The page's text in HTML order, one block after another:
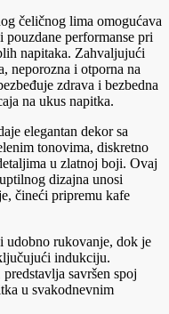
čeličnog lima omogućava
performanse pri
napitaka. Zahvaljujući
neporozna i otporna na
zdrava i bezbedna
na ukus napitka.
elegantan dekor sa
tonovima, diskretno
u zlatnoj boji. Ovaj
dizajna unosi
čineći pripremu kafe
udobno rukovanje, dok je
indukciju.
savršen spoj
u svakodnevnim